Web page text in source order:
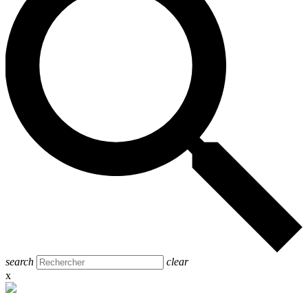
search
clear
x